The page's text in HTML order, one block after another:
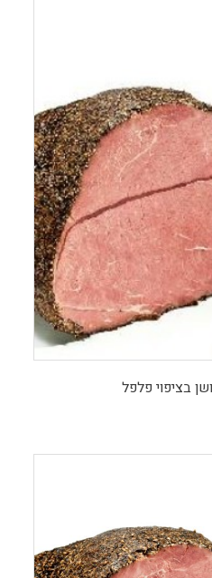
בציפוי פלפל